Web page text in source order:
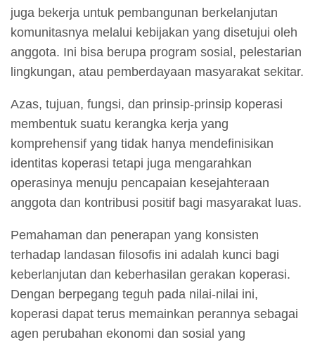
juga bekerja untuk pembangunan berkelanjutan
komunitasnya melalui kebijakan yang disetujui oleh
anggota. Ini bisa berupa program sosial, pelestarian
lingkungan, atau pemberdayaan masyarakat sekitar.
Azas, tujuan, fungsi, dan prinsip-prinsip koperasi
membentuk suatu kerangka kerja yang
komprehensif yang tidak hanya mendefinisikan
identitas koperasi tetapi juga mengarahkan
operasinya menuju pencapaian kesejahteraan
anggota dan kontribusi positif bagi masyarakat luas.
Pemahaman dan penerapan yang konsisten
terhadap landasan filosofis ini adalah kunci bagi
keberlanjutan dan keberhasilan gerakan koperasi.
Dengan berpegang teguh pada nilai-nilai ini,
koperasi dapat terus memainkan perannya sebagai
agen perubahan ekonomi dan sosial yang